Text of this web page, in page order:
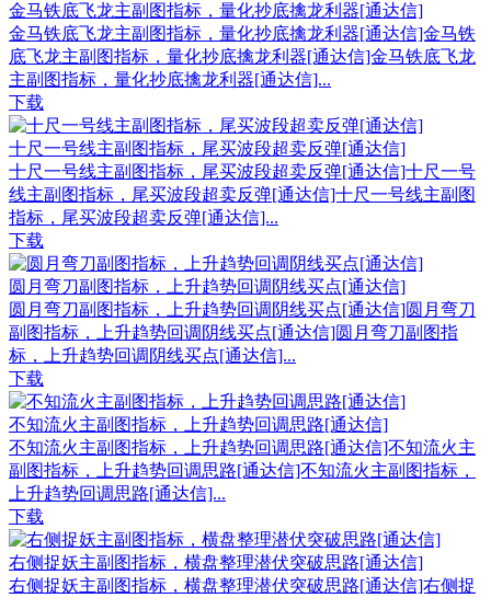
金马铁底飞龙主副图指标，量化抄底擒龙利器[通达信]
金马铁底飞龙主副图指标，量化抄底擒龙利器[通达信]金马铁
底飞龙主副图指标，量化抄底擒龙利器[通达信]金马铁底飞龙
主副图指标，量化抄底擒龙利器[通达信]...
下载
十尺一号线主副图指标，尾买波段超卖反弹[通达信]
十尺一号线主副图指标，尾买波段超卖反弹[通达信]十尺一号
线主副图指标，尾买波段超卖反弹[通达信]十尺一号线主副图
指标，尾买波段超卖反弹[通达信]...
下载
圆月弯刀副图指标，上升趋势回调阴线买点[通达信]
圆月弯刀副图指标，上升趋势回调阴线买点[通达信]圆月弯刀
副图指标，上升趋势回调阴线买点[通达信]圆月弯刀副图指
标，上升趋势回调阴线买点[通达信]...
下载
不知流火主副图指标，上升趋势回调思路[通达信]
不知流火主副图指标，上升趋势回调思路[通达信]不知流火主
副图指标，上升趋势回调思路[通达信]不知流火主副图指标，
上升趋势回调思路[通达信]...
下载
右侧捉妖主副图指标，横盘整理潜伏突破思路[通达信]
右侧捉妖主副图指标，横盘整理潜伏突破思路[通达信]右侧捉